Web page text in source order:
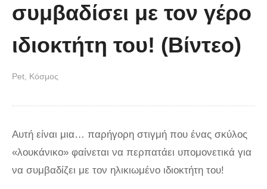
σε κούνια
συμβαδίσει με τον γέρο
ιδιοκτήτη του! (Βίντεο)
Pet Κόσμος
Αυτή είναι μια… παρήγορη στιγμή που ένας σκύλος
«λουκάνικο» φαίνεται να περπατάει υπομονετικά για
να συμβαδίζει με τον ηλικιωμένο ιδιοκτήτη του!